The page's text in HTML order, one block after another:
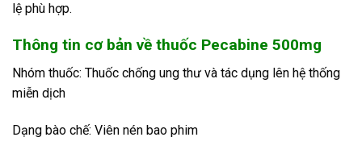
lệ phù hợp.
Thông tin cơ bản về thuốc Pecabine 500mg
Nhóm thuốc: Thuốc chống ung thư và tác dụng lên hệ thống
miễn dịch
Dạng bào chế: Viên nén bao phim